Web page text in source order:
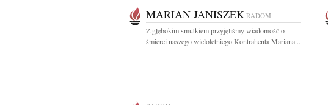
MARIAN JANISZEK RADOM
Z głębokim smutkiem przyjęliśmy wiadomość o
śmierci naszego wieloletniego Kontrahenta Mariana...